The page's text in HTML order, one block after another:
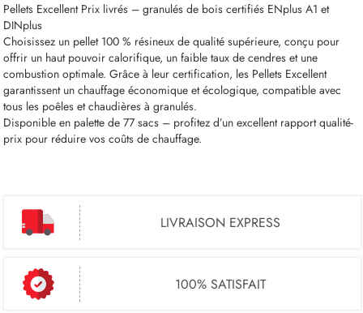
Pellets Excellent Prix livrés – granulés de bois certifiés ENplus A1 et
DINplus
Choisissez un pellet 100 % résineux de qualité supérieure, conçu pour
offrir un haut pouvoir calorifique, un faible taux de cendres et une
combustion optimale. Grâce à leur certification, les Pellets Excellent
garantissent un chauffage économique et écologique, compatible avec
tous les poêles et chaudières à granulés.
Disponible en palette de 77 sacs – profitez d’un excellent rapport qualité-
prix pour réduire vos coûts de chauffage.
LIVRAISON EXPRESS
100% SATISFAIT